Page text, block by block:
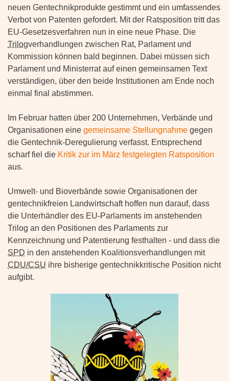
neuen Gentechnikprodukte gestimmt und ein umfassendes
Verbot von Patenten gefordert. Mit der Ratsposition tritt das
EU-Gesetzesverfahren nun in eine neue Phase. Die
Trilogverhandlungen zwischen Rat, Parlament und
Kommission können bald beginnen. Dabei müssen sich
Parlament und Ministerrat auf einen gemeinsamen Text
verständigen, über den beide Institutionen am Ende noch
einmal final abstimmen.
Im Februar hatten über 200 Unternehmen, Verbände und
Organisationen eine gemeinsame Stellungnahme gegen
die Gentechnik-Deregulierung verfasst. Entsprechend
scharf fiel die Kritik zur im März festgelegten Ratsposition
aus.
Umwelt- und Bioverbände sowie Organisationen der
gentechnikfreien Landwirtschaft hoffen nun darauf, dass
die Unterhändler des EU-Parlaments im anstehenden
Trilog an den Positionen des Parlaments zur
Kennzeichnung und Patentierung festhalten - und dass die
SPD in den anstehenden Koalitionsverhandlungen mit
CDU/CSU ihre bisherige gentechnikkritische Position nicht
aufgibt.